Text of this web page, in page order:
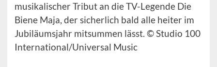
musikalischer Tribut an die TV-Legende Die
Biene Maja, der sicherlich bald alle heiter im
Jubiläumsjahr mitsummen lässt. © Studio 100
International/Universal Music